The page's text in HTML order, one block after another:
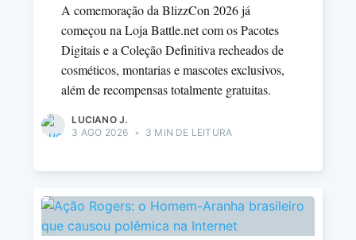
A comemoração da BlizzCon 2026 já
começou na Loja Battle.net com os Pacotes
Digitais e a Coleção Definitiva recheados de
cosméticos, montarias e mascotes exclusivos,
além de recompensas totalmente gratuitas.
LUCIANO J.
3 AGO 2026 • 3 MIN DE LEITURA